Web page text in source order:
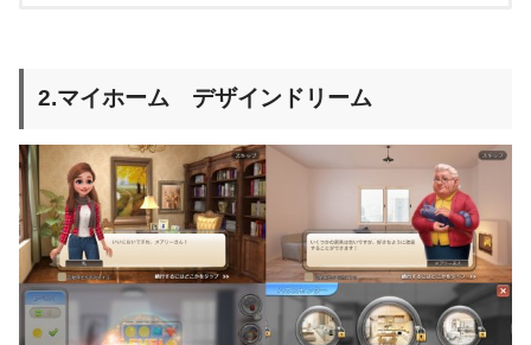
2.マイホーム デザインドリーム